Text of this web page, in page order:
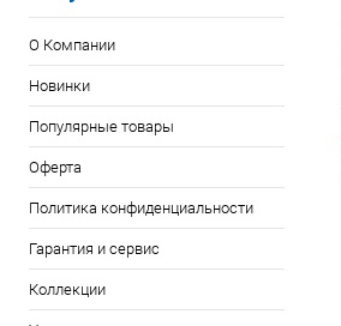
О Компании
Новинки
Популярные товары
Оферта
Политика конфиденциальности
Гарантия и сервис
Коллекции